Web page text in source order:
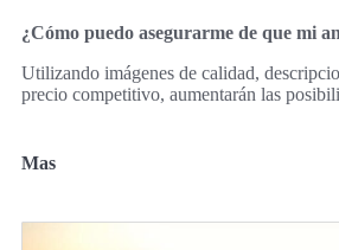
¿Cómo puedo asegurarme de que mi
Utilizando imágenes de calidad,
precio competitivo, aumentarán las
Mas